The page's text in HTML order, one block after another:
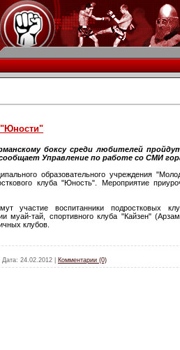
"Юности"
боксу среди любителей
Управление по работе со СМИ
образовательного учреждения
клуба "Юность". Мероприятие
участие воспитанники подростковых
муай-тай, спортивного клуба "Кайзен"
клубов.
Дата: 24.02.2012 Комментарии (0)